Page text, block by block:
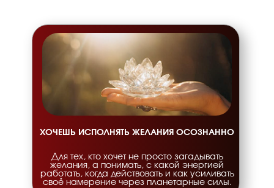
Для тех, кто хочет не просто загадывать
желания, а понимать, с какой энергией
работать, когда действовать и как усиливать
своё намерение через планетарные силы.
ХОЧЕШЬ ИСПОЛНЯТЬ ЖЕЛАНИЯ ОСОЗНАННО